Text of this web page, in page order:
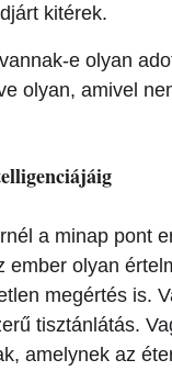
kitérek.
e olyan
olyan, amivel
a minap pont
ember olyan
megértés is.
tisztánlátás.
amelynek az